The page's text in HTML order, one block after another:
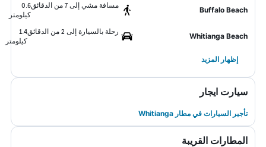
Buffalo Beach
مسافة مشي إلى 7 من الدقائق
0.6
كيلومتر
Whitianga Beach
رحلة بالسيارة إلى 2 من الدقائق
1.4
كيلومتر
إظهار المزيد
سيارت ايجار
تأجير السيارات في مطار Whitianga
المطارات القريبة